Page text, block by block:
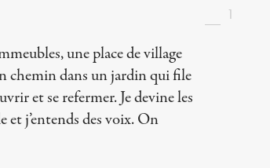
une place de village
chemin dans un jardin qui file
et se refermer. Je devine les
et j’entends des voix. On
1